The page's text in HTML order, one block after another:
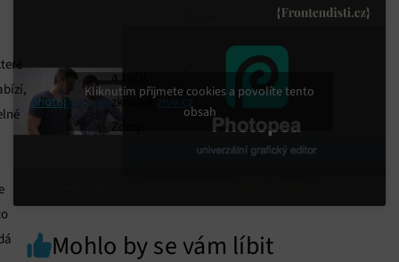
photopea.com
a začít
zkoušet.
Zdroj:
zive.cz
Kliknutím přijmete cookies a povolíte tento
obsah
Mohlo by se vám líbit